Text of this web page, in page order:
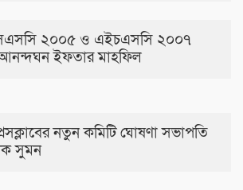
২০০৫ ও এইচএসসি ২০০৭
ইফতার মাহফিল
নতুন কমিটি ঘোষণা সভাপতি
সুমন